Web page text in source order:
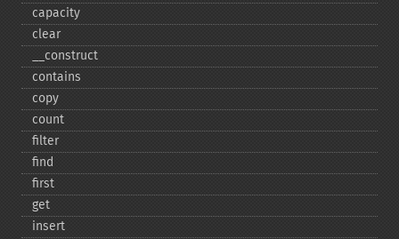
capacity
clear
_​_​construct
contains
copy
count
filter
find
first
get
insert